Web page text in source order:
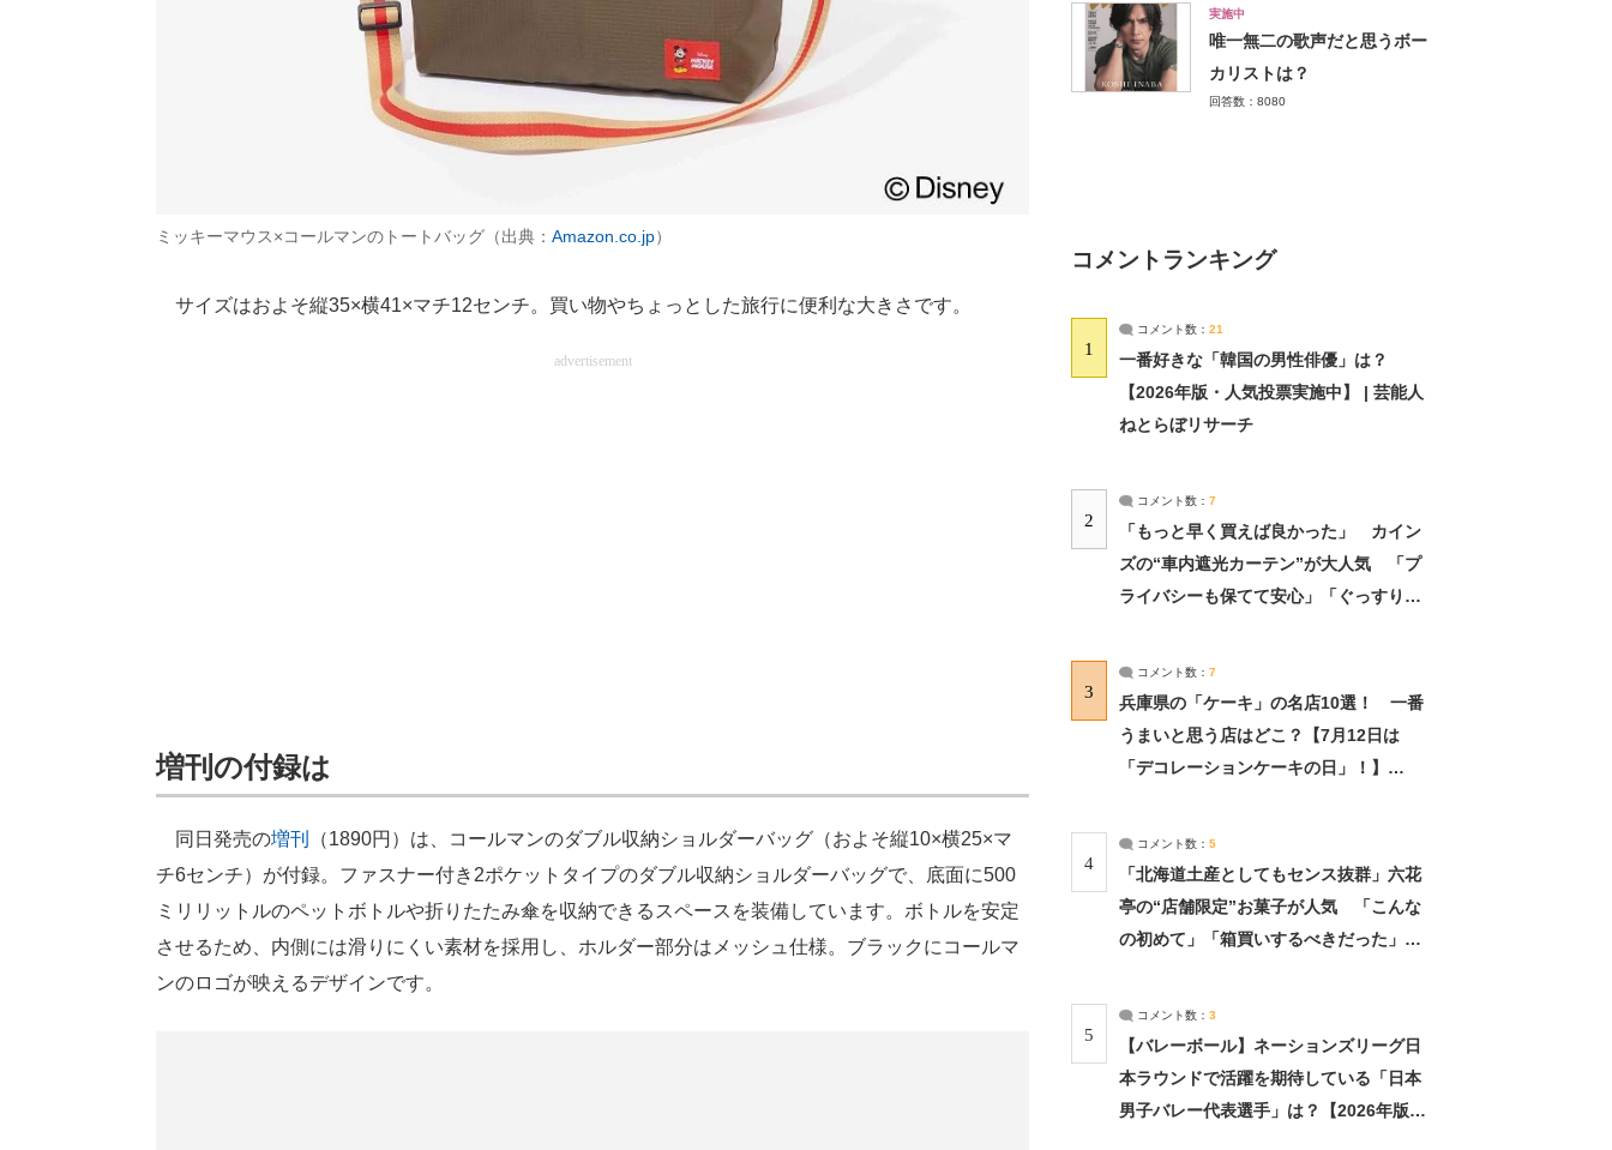
ミッキーマウス×コールマンのトートバッグ（出典： Amazon.co.jp）
サイズはおよそ縦35×横41×マチ12センチ。買い物やちょっとした旅行に便利な大きさです。
advertisement
増刊の付録は
同日発売の増刊
（1890円）は、コールマンのダブル収納ショルダーバッグ（およそ縦10×横25×マ
チ6センチ）が付録。ファスナー付き2ポケットタイプのダブル収納ショルダーバッグで、底面に500
ミリリットルのペットボトルや折りたたみ傘を収納できるスペースを装備しています。ボトルを安定
させるため、内側には滑りにくい素材を採用し、ホルダー部分はメッシュ仕様。ブラックにコールマ
ンのロゴが映えるデザインです。
実施中
唯一無二の歌声だと思うボー
カリストは？
回答数：8080
コメントランキング
1
コメント数： 21
一番好きな「韓国の男性俳優」は？
【2026年版・人気投票実施中】 | 芸能人
ねとらぼリサーチ
2
コメント数： 7
「もっと早く買えば良かった」 カイン
ズの“車内遮光カーテン”が大人気 「プ
ライバシーも保てて安心」「ぐっすり眠
3
コメント数： 7
兵庫県の「ケーキ」の名店10選！ 一番
うまいと思う店はどこ？【7月12日は
「デコレーションケーキの日」！】
4
コメント数： 5
「北海道土産としてもセンス抜群」六花
亭の“店舗限定”お菓子が人気 「こんな
の初めて」「箱買いするべきだった」
5
コメント数： 3
【バレーボール】ネーションズリーグ日
本ラウンドで活躍を期待している「日本
男子バレー代表選手」は？【2026年版・